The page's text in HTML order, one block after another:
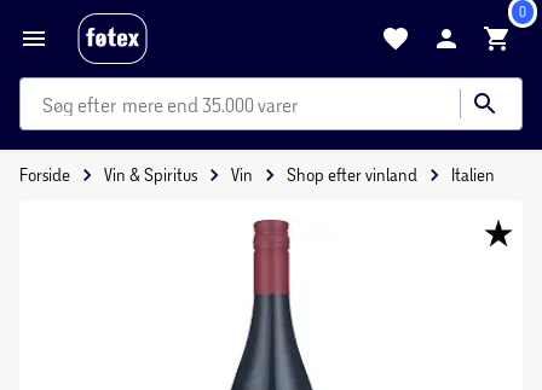
0
mere end 35.000 varer
Forside Vin & Spiritus Vin Shop efter vinland Italien